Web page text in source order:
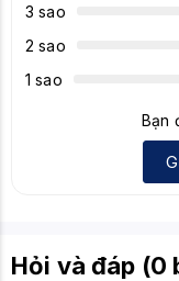
3 sao
2 sao
1 sao
Bạn
Hỏi và đáp (0